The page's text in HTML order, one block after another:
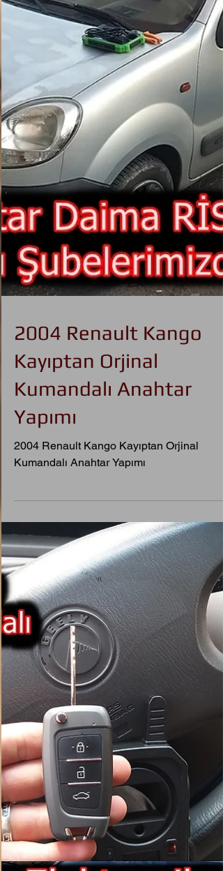
2004 Renault Kango
Kayıptan Orjinal
Kumandalı Anahtar
Yapımı
2004 Renault Kango Kayıptan Orjinal
Kumandalı Anahtar Yapımı